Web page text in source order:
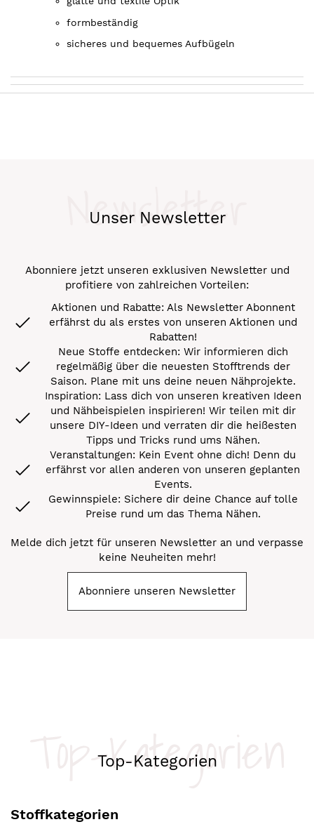
formbeständig
sicheres und bequemes Aufbügeln
Unser Newsletter
Newsletter
Abonniere jetzt unseren exklusiven Newsletter und
profitiere von zahlreichen Vorteilen:
Aktionen und Rabatte: Als Newsletter Abonnent
erfährst du als erstes von unseren Aktionen und
Rabatten!
Neue Stoffe entdecken: Wir informieren dich
regelmäßig über die neuesten Stofftrends der
Saison. Plane mit uns deine neuen Nähprojekte.
Inspiration: Lass dich von unseren kreativen Ideen
und Nähbeispielen inspirieren! Wir teilen mit dir
unsere DIY-Ideen und verraten dir die heißesten
Tipps und Tricks rund ums Nähen.
Veranstaltungen: Kein Event ohne dich! Denn du
erfährst vor allen anderen von unseren geplanten
Events.
Gewinnspiele: Sichere dir deine Chance auf tolle
Preise rund um das Thema Nähen.
Melde dich jetzt für unseren Newsletter an und verpasse
keine Neuheiten mehr!
Abonniere unseren Newsletter
Top-Kategorien
Top-Kategorien
Stoffkategorien